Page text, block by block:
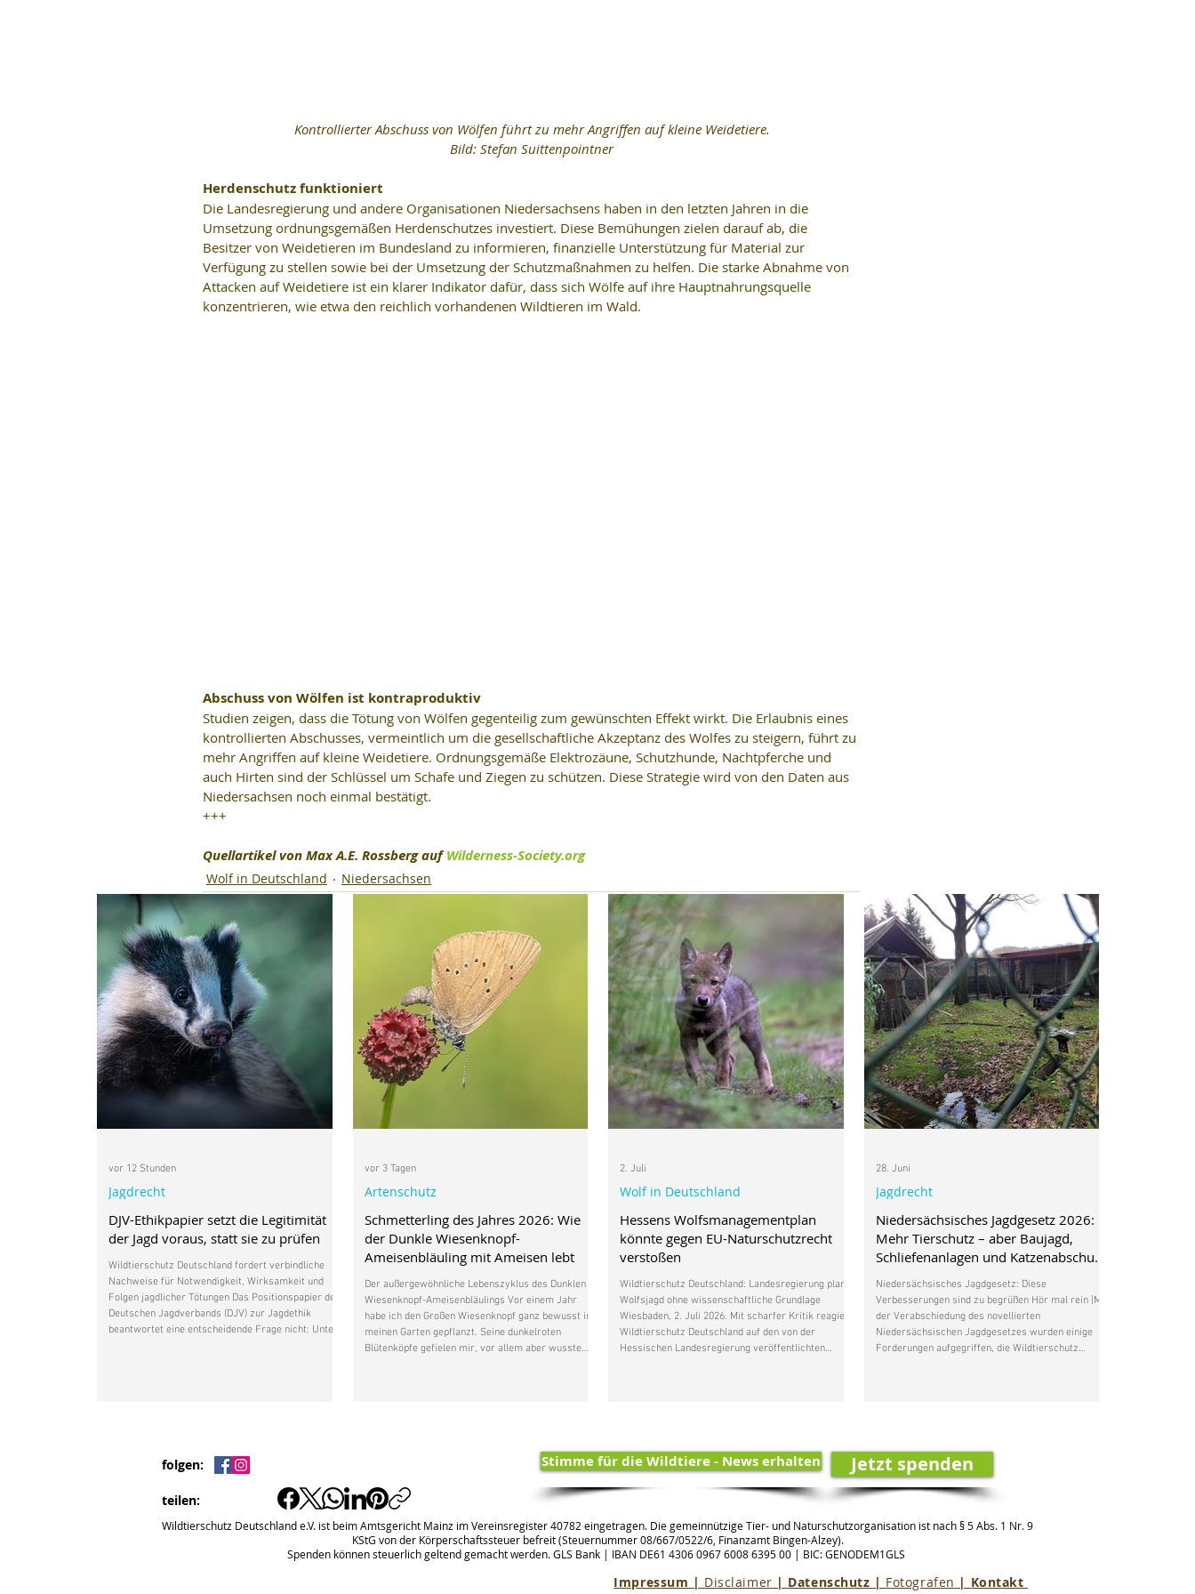
Kontrollierter Abschuss von Wölfen führt zu mehr Angriffen auf kleine Weidetiere.
Bild: Stefan Suittenpointner
Herdenschutz funktioniert
Die Landesregierung und andere Organisationen Niedersachsens haben in den letzten Jahren in die
Umsetzung ordnungsgemäßen Herdenschutzes investiert. Diese Bemühungen zielen darauf ab, die
Besitzer von Weidetieren im Bundesland zu informieren, finanzielle Unterstützung für Material zur
Verfügung zu stellen sowie bei der Umsetzung der Schutzmaßnahmen zu helfen. Die starke Abnahme von
Attacken auf Weidetiere ist ein klarer Indikator dafür, dass sich Wölfe auf ihre Hauptnahrungsquelle
konzentrieren, wie etwa den reichlich vorhandenen Wildtieren im Wald.
Abschuss von Wölfen ist kontraproduktiv
Studien zeigen, dass die Tötung von Wölfen gegenteilig zum gewünschten Effekt wirkt. Die Erlaubnis eines
kontrollierten Abschusses, vermeintlich um die gesellschaftliche Akzeptanz des Wolfes zu steigern, führt zu
mehr Angriffen auf kleine Weidetiere. Ordnungsgemäße Elektrozäune, Schutzhunde, Nachtpferche und
auch Hirten sind der Schlüssel um Schafe und Ziegen zu schützen. Diese Strategie wird von den Daten aus
Niedersachsen noch einmal bestätigt.
+++
Quellartikel von Max A.E. Rossberg auf Wilderness-Society.org
Wolf in Deutschland Niedersachsen
DJV-Ethikpapier setzt die Legitimität
der Jagd voraus, statt sie zu prüfen
Wildtierschutz Deutschland fordert verbindliche
Nachweise für Notwendigkeit, Wirksamkeit und
Folgen jagdlicher Tötungen Das Positionspapier des
Deutschen Jagdverbands (DJV) zur Jagdethik
beantwortet eine entscheidende Frage nicht: Unter
Jagdrecht
vor 12 Stunden
Schmetterling des Jahres 2026: Wie
der Dunkle Wiesenknopf-
Ameisenbläuling mit Ameisen lebt
Der außergewöhnliche Lebenszyklus des Dunklen
Wiesenknopf-Ameisenbläulings Vor einem Jahr
habe ich den Großen Wiesenknopf ganz bewusst in
meinen Garten gepflanzt. Seine dunkelroten
Blütenköpfe gefielen mir, vor allem aber wusste
Artenschutz
vor 3 Tagen
Hessens Wolfsmanagementplan
könnte gegen EU-Naturschutzrecht
verstoßen
Wildtierschutz Deutschland: Landesregierung plant
Wolfsjagd ohne wissenschaftliche Grundlage
Wiesbaden, 2. Juli 2026. Mit scharfer Kritik reagiert
Wildtierschutz Deutschland auf den von der
Hessischen Landesregierung veröffentlichten
Wolf in Deutschland
2. Juli
Niedersächsisches Jagdgesetz 2026:
Mehr Tierschutz – aber Baujagd,
Schliefenanlagen und Katzenabschuss
bleiben
Niedersächsisches Jagdgesetz: Diese
Verbesserungen sind zu begrüßen Hör mal rein |Mit
der Verabschiedung des novellierten
Niedersächsischen Jagdgesetzes wurden einige
Forderungen aufgegriffen, die Wildtierschutz
Hunde. Dass d
Jagdrecht
28. Juni
folgen:
teilen:
Stimme für die Wildtiere - News erhalten Jetzt spenden
Wildtierschutz Deutschland e.V. ist beim Amtsgericht Mainz im Vereinsregister 40782 eingetragen. Die gemeinnützige Tier- und Naturschutzorganisation ist nach § 5 Abs. 1 Nr. 9
KStG von der Körperschaftssteuer befreit (Steuernummer 08/667/0522/6, Finanzamt Bingen-Alzey).
Spenden können steuerlich geltend gemacht werden. GLS Bank | IBAN DE61 4306 0967 6008 6395 00 | BIC: GENODEM1GLS
Impressum | Disclaimer | Datenschutz | Fotografen | Kontakt